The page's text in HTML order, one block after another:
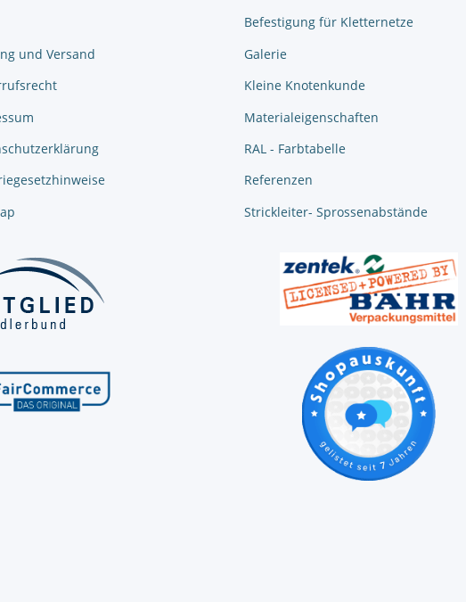
und Versand
Befestigung für Kletternetze
Galerie
Kleine Knotenkunde
Materialeigenschaften
RAL - Farbtabelle
Referenzen
Strickleiter- Sprossenabstände